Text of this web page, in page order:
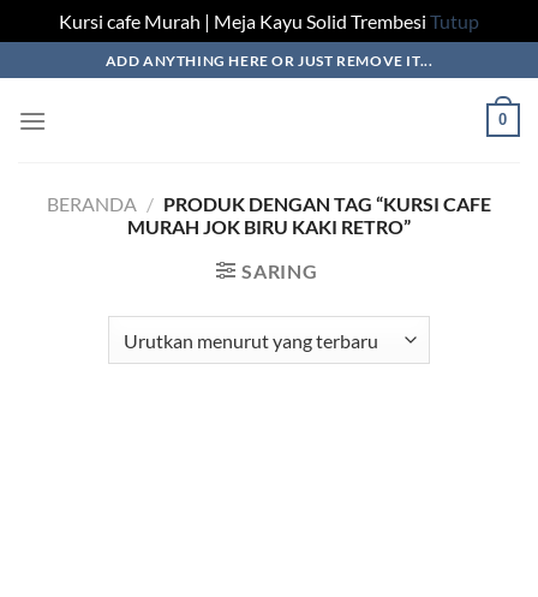
Kursi cafe Murah | Meja Kayu Solid Trembesi Tutup
to
content
ADD ANYTHING HERE OR JUST REMOVE IT...
0
BERANDA / PRODUK DENGAN TAG “KURSI CAFE
MURAH JOK BIRU KAKI RETRO”
SARING